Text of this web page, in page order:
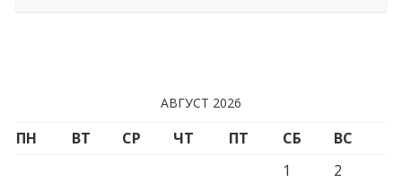
АВГУСТ 2026
ПН ВТ СР ЧТ ПТ СБ
ВС
1
2